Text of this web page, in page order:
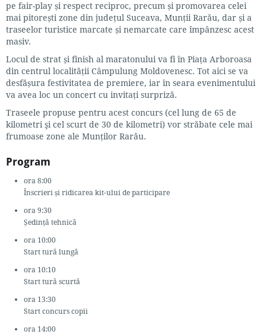
pe fair-play și respect reciproc, precum și promovarea celei
mai pitorești zone din județul Suceava, Munții Rarău, dar și a
traseelor turistice marcate și nemarcate care împânzesc acest
masiv.
Locul de strat și finish al maratonului va fi în Piața Arboroasa
din centrul localității Câmpulung Moldovenesc. Tot aici se va
desfășura festivitatea de premiere, iar în seara evenimentului
va avea loc un concert cu invitaţi surpriză.
Traseele propuse pentru acest concurs (cel lung de 65 de
kilometri şi cel scurt de 30 de kilometri) vor străbate cele mai
frumoase zone ale Munților Rarău.
Program
ora 8:00
Înscrieri și ridicarea kit-ului de participare
ora 9:30
Ședință tehnică
ora 10:00
Start tură lungă
ora 10:10
Start tură scurtă
ora 13:30
Start concurs copii
ora 14:00